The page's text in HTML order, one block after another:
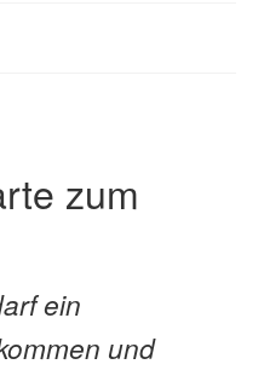
zum
ein
und